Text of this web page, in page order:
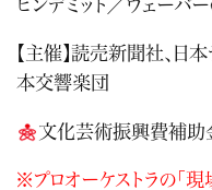
ヒンデミット／ウェーバ
【主催】読売新聞社、日
本交響楽団
文化芸術振興費補助
※プロオーケストラの「